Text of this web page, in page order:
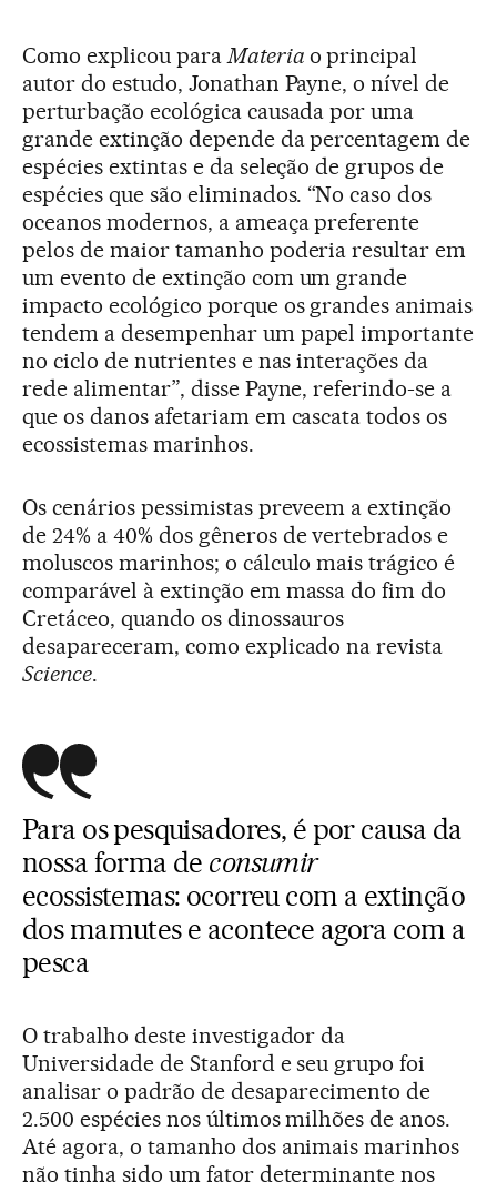
Como explicou paraMateria o principal
autor do estudo, Jonathan Payne, o nível de
perturbação ecológica causada por uma
grande extinção depende da percentagem de
espécies extintas e da seleção de grupos de
espécies que são eliminados. “No caso dos
oceanos modernos, a ameaça preferente
pelos de maior tamanho poderia resultar em
um evento de extinção com um grande
impacto ecológico porque os grandes animais
tendem a desempenhar um papel importante
no ciclo de nutrientes e nas interações da
rede alimentar”, disse Payne, referindo-se a
que os danos afetariam em cascata todos os
ecossistemas marinhos.
Os cenários pessimistas preveem a extinção
de 24% a 40% dos gêneros de vertebrados e
moluscos marinhos; o cálculo mais trágico é
comparável à extinção em massa do fim do
Cretáceo, quando os dinossauros
desapareceram, como explicado na revista
Science.
Para os pesquisadores, é por causa da
nossa forma de consumir
ecossistemas: ocorreu com a extinção
dos mamutes e acontece agora com a
pesca
O trabalho deste investigador da
Universidade de Stanford e seu grupo foi
analisar o padrão de desaparecimento de
2.500 espécies nos últimos milhões de anos.
Até agora, o tamanho dos animais marinhos
não tinha sido um fator determinante nos